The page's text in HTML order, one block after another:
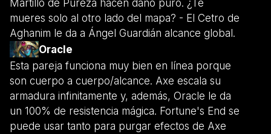
Martillo de Pureza hacen daño puro. ¿Te
mueres solo al otro lado del mapa? - El Cetro de
Aghanim le da a Ángel Guardián alcance global.
Oracle
Esta pareja funciona muy bien en línea porque
son cuerpo a cuerpo/alcance. Axe escala su
armadura infinitamente y, además, Oracle le da
un 100% de resistencia mágica. Fortune's End se
puede usar tanto para purgar efectos de Axe